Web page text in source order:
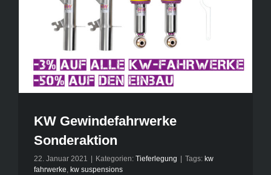
KW Gewindefahrwerke
Sonderaktion
22. Januar 2021 Kategorien: Tieferlegung Tags: kw
fahrwerke, kw suspensions